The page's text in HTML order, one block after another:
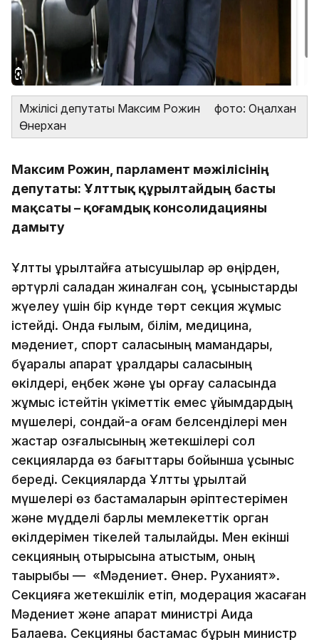
Мәжілісі депутаты Максим Рожин фото: Оңалхан
Өнерхан
Максим Рожин, парламент мәжілісінің
депутаты: Ұлттық құрылтайдың басты
мақсаты – қоғамдық консолидацияны
дамыту
Ұлттық құрылтайға қатысушылар әр өңірден,
әртүрлі саладан жиналған соң, ұсыныстарды
жүелеу үшін бір күнде төрт секция жұмыс
істейді. Онда ғылым, білім, медицина,
мәдениет, спорт саласының мамандары,
бұқаралық ақпарат құралдары саласының
өкілдері, еңбек және құқық қорғау саласында
жұмыс істейтін үкіметтік емес ұйымдардың
мүшелері, сондай-ақ қоғам белсенділері мен
жастар қозғалысының жетекшілері сол
секцияларда өз бағыттары бойынша ұсыныс
береді. Секцияларда Ұлттық құрылтай
мүшелері өз бастамаларын әріптестерімен
және мүдделі барлық мемлекеттік орган
өкілдерімен тікелей талқылайды. Мен екінші
секцияның отырысына қатыстым, оның
тақырыбы — «Мәдениет. Өнер. Руханият».
Секцияға жетекшілік етіп, модерация жасаған
Мәдениет және ақпарат министрі Аида
Балаева. Секцияны бастамас бұрын министр